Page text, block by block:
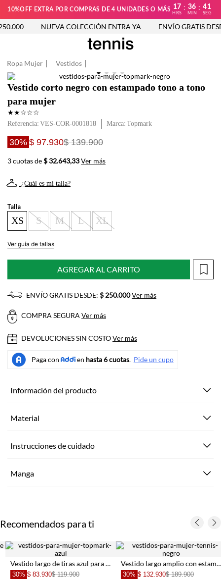
10%OFF EXTRA POR COMPRAS DE 4 UNIDADES O MÁS 17
HRS
: 36
MIN
: 41
SEG
NUEVA COLECCIÓN ENTRA YA ENVÍO GRATIS
Ropa Mujer Vestidos
Vestido corto negro con estampado tono a tono
para mujer
★★☆☆☆
Referencia: VES-COR-0001818 Topmark
30% $ 97.930$ 139.900
3 cuotas de$ 32.643,33Ver más
¿Cuál es mi talla?
Talla
XS S M L XL
Ver guía de tallas
AGREGAR AL CARRITO
ENVÍO GRATIS DESDE: $ 250.000Ver más
COMPRA SEGURAVer más
DEVOLUCIONES SIN COSTOVer más
Información del producto
Material
Instrucciones de cuidado
Manga
Recomendados para ti
Vestido largo de tiras azul para mujer
30% $ 83.930$ 119.900
Vestido largo amplio con estampado de flores para mujer
30% $ 132.930$ 189.900